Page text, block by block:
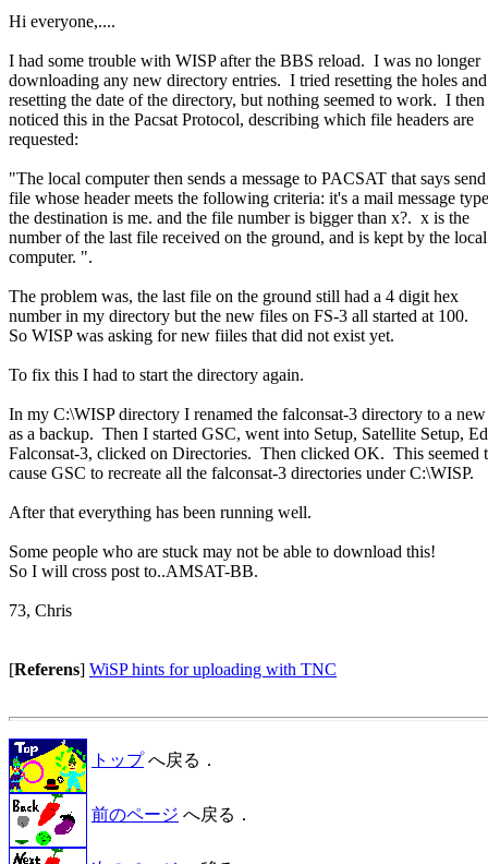
Hi everyone,....
I had some trouble with WISP after the BBS reload.  I was no longer
downloading any new directory entries.  I tried resetting the holes and
resetting the date of the directory, but nothing seemed to work.  I then
noticed this in the Pacsat Protocol, describing which file headers are
requested:
"The local computer then sends a message to PACSAT that says
file whose header meets the following criteria: it's a mail message
the destination is me. and the file number is bigger than x?.  x is the
number of the last file received on the ground, and is kept by the local
computer. ".
The problem was, the last file on the ground still had a 4 digit hex
number in my directory but the new files on FS-3 all started at 100.
So WISP was asking for new fiiles that did not exist yet.
To fix this I had to start the directory again.
In my C:\WISP directory I renamed the falconsat-3 directory to a new
as a backup.  Then I started GSC, went into Setup, Satellite Setup,
Falconsat-3, clicked on Directories.  Then clicked OK.  This seemed
cause GSC to recreate all the falconsat-3 directories under C:\WISP.
After that everything has been running well.
Some people who are stuck may not be able to download this!
So I will cross post to..AMSAT-BB.
73, Chris
[Referens] WiSP hints for uploading with TNC
トップへ戻る．
前のページ へ戻る．